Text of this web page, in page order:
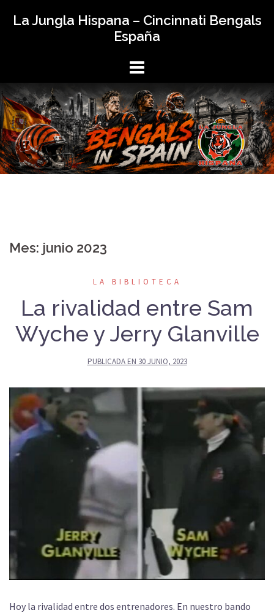
La Jungla Hispana – Cincinnati Bengals
España
Mes: junio 2023
LA BIBLIOTECA
La rivalidad entre Sam
Wyche y Jerry Glanville
PUBLICADA EN 30 JUNIO, 2023
Hoy la rivalidad entre dos entrenadores. En nuestro bando